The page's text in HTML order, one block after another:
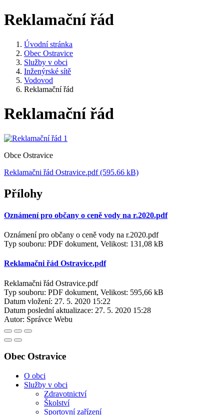
Reklamační řád
Úvodní stránka
Obec Ostravice
Služby v obci
Inženýrské sítě
Vodovod
Reklamační řád
Reklamační řád
Obce Ostravice
Reklamačni řád Ostravice.pdf (595.66 kB)
Přílohy
Oznámení pro občany o ceně vody na r.2020.pdf
Oznámení pro občany o ceně vody na r.2020.pdf
Typ souboru: PDF dokument, Velikost: 131,08 kB
Reklamačni řád Ostravice.pdf
Reklamačni řád Ostravice.pdf
Typ souboru: PDF dokument, Velikost: 595,66 kB
Datum vložení: 27. 5. 2020 15:22
Datum poslední aktualizace: 27. 5. 2020 15:28
Autor: Správce Webu
Obec Ostravice
O obci
Služby v obci
Zdravotnictví
Školství
Sportovní zařízení